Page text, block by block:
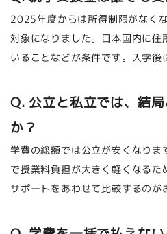
2025年度からは所得制限がなく
対象になりました。日本国内に住
いることなどが条件です。入学後
Q. 公立と私立では、結
か？
学費の総額では公立が安くなり
で授業料負担が大きく軽くなる
サポートをあわせて比較するのが